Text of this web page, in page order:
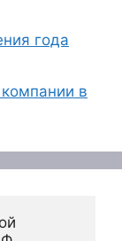
года
в